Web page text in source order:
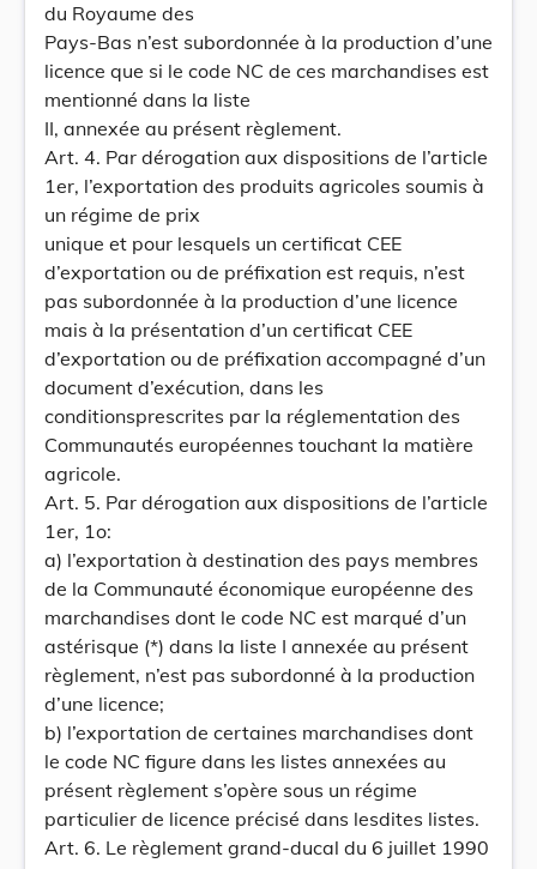
du Royaume des
Pays-Bas n’est subordonnée à la production d’une
licence que si le code NC de ces marchandises est
mentionné dans la liste
II, annexée au présent règlement.
Art. 4. Par dérogation aux dispositions de l’article
1er, l’exportation des produits agricoles soumis à
un régime de prix
unique et pour lesquels un certificat CEE
d’exportation ou de préfixation est requis, n’est
pas subordonnée à la production d’une licence
mais à la présentation d’un certificat CEE
d’exportation ou de préfixation accompagné d’un
document d’exécution, dans les
conditionsprescrites par la réglementation des
Communautés européennes touchant la matière
agricole.
Art. 5. Par dérogation aux dispositions de l’article
1er, 1o:
a) l’exportation à destination des pays membres
de la Communauté économique européenne des
marchandises dont le code NC est marqué d’un
astérisque (*) dans la liste I annexée au présent
règlement, n’est pas subordonné à la production
d’une licence;
b) l’exportation de certaines marchandises dont
le code NC figure dans les listes annexées au
présent règlement s’opère sous un régime
particulier de licence précisé dans lesdites listes.
Art. 6. Le règlement grand-ducal du 6 juillet 1990